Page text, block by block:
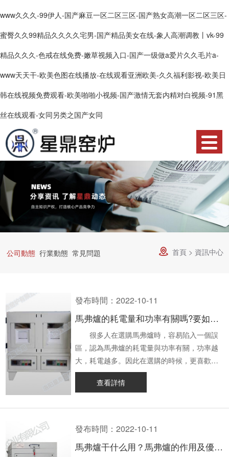
www久久久-99伊人-国产麻豆一区二区三区-国产熟女高潮一区二区三区-
蜜臀久久99精品久久久久宅男-国产精品美女在线-象人高潮调教丨vk-99
精品久久久-色戒在线免费-嫩草视频入口-国产一级做a爱片久久毛片a-
www天天干-欧美色图在线播放-在线观看亚洲欧美-久久福利影视-欧美日
韩在线视频免费观看-欧美啪啪小视频-国产激情无套内精对白视频-91黑
丝在线观看-女同另类之国产女同
網
站
首
頁
產
品
中
關
于
例
資
質
訊
中
心
服
務
流
技
術聯
物
公司動態 行業動態 常見問題  首頁> 資訊中心
發布時間：2022-10-11
馬弗爐的耗電量和功率有關嗎?要如何降低耗電量?
很多人在選購馬弗爐時，容易陷入一個誤
區，認為馬弗爐的耗電量與功率有關，功率越
大，耗電越多。因此在選購的時候，更喜歡選
擇小功率的馬弗爐。但實際上并非如此。今天
本文就帶大家了解一下馬弗爐的耗電量與功率
一、馬弗爐的耗電量與功率的關系 在同
樣尺寸、同樣加熱溫度要求的前提下，馬弗爐
功的多少，與它的耗電量并沒有關系。
查看詳情
發布時間：2022-10-11
馬弗爐干什么用？馬弗爐的作用及優點介紹